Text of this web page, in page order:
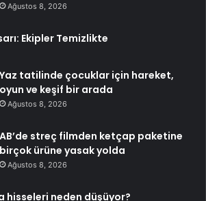
Ağustos 8, 2026
Ekipler Temizlikte
Yaz tatilinde çocuklar için hareket,
oyun ve keşif bir arada
Ağustos 8, 2026
AB’de streç filmden ketçap paketine
birçok ürüne yasak yolda
Ağustos 8, 2026
hisseleri neden düşüyor?